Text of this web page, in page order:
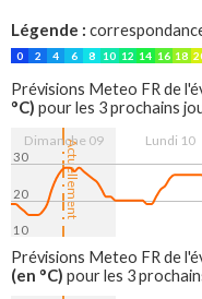
Légende :
0 2 4 6 8 10 12 14 16 18
Prévisions Meteo FR de
°C) pour les 3 prochains
Actuellement
Dimanche 09 Lundi 10
10
20
30
Prévisions Meteo FR de
(en °C) pour les 3